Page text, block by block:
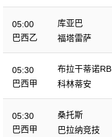
05:00
巴西乙
库亚巴
福塔雷萨
05:30
巴西甲
布拉干蒂诺RB
科林蒂安
05:30
巴西甲
桑托斯
巴拉纳竞技